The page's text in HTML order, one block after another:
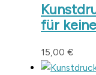
für
15,00 €